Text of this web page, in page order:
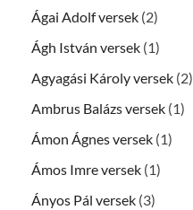
Ágai Adolf versek (2)
Ágh István versek (1)
Agyagási Károly versek (2)
Ambrus Balázs versek (1)
Ámon Ágnes versek (1)
Ámos Imre versek (1)
Ányos Pál versek (3)